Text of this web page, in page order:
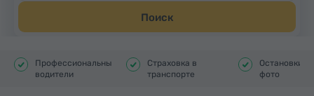
Поиск
Профессиональные
водители
Страховка в
транспорте
Остановки
фото